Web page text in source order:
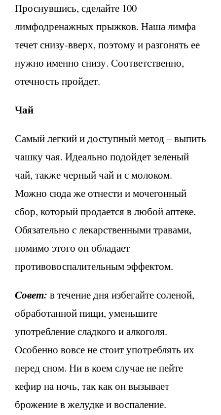
Проснувшись, сделайте 100
лимфодренажных прыжков. Наша лимфа
течет снизу-вверх, поэтому и разгонять ее
нужно именно снизу. Соответственно,
отечность пройдет.
Чай
Самый легкий и доступный метод – выпить
чашку чая. Идеально подойдет зеленый
чай, также черный чай и с молоком.
Можно сюда же отнести и мочегонный
сбор, который продается в любой аптеке.
Обязательно с лекарственными травами,
помимо этого он обладает
противовоспалительным эффектом.
Совет: в течение дня избегайте соленой,
обработанной пищи, уменьшите
употребление сладкого и алкоголя.
Особенно вовсе не стоит употреблять их
перед сном. Ни в коем случае не пейте
кефир на ночь, так как он вызывает
брожение в желудке и воспаление.